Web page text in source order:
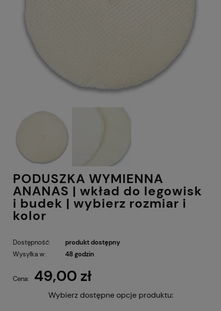
PODUSZKA WYMIENNA
ANANAS | wkład do legowisk
i budek | wybierz rozmiar i
kolor
Dostępność:
produkt dostępny
Wysyłka w:
48 godzin
Cena: 49,00 zł
Wybierz dostępne opcje produktu: